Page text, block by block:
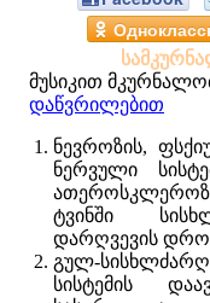
მუსიკით
დაწვრილებით
ნევროზის,
ნერვული
ტვინში
დარღვევის
გულ-
სისტემის